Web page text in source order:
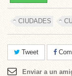
CIUDADES
Tweet
Enviar a un